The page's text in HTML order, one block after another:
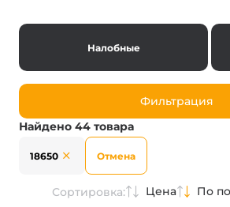
Налобные
Фильтрация
Найдено 44 товара
18650 Отмена
Сортировка: Цена
По